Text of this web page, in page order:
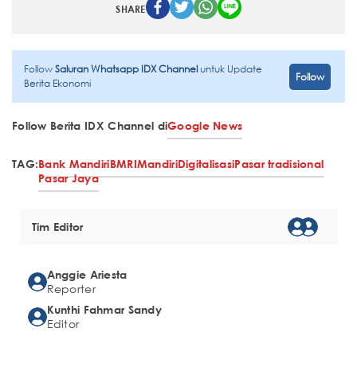
SHARE
FollowSaluran Whatsapp IDX Channeluntuk Update
Berita Ekonomi
Follow
Follow Berita IDX Channel diGoogle News
TAG:Bank MandiriBMRIMandiriDigitalisasiPasar tradisional
Pasar Jaya
Tim Editor
Anggie Ariesta
Reporter
Kunthi Fahmar Sandy
Editor